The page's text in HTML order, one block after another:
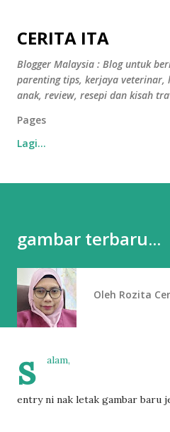
CERITA ITA
Blogger Malaysia : Blog untuk
parenting tips, kerjaya veterinar,
anak, review, resepi dan kisah
Pages
Lagi…
gambar terbaru...
Oleh Rozita
s alam,
entry ni nak letak gambar baru